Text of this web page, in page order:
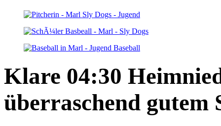
Klare 04:30
überraschend gutem